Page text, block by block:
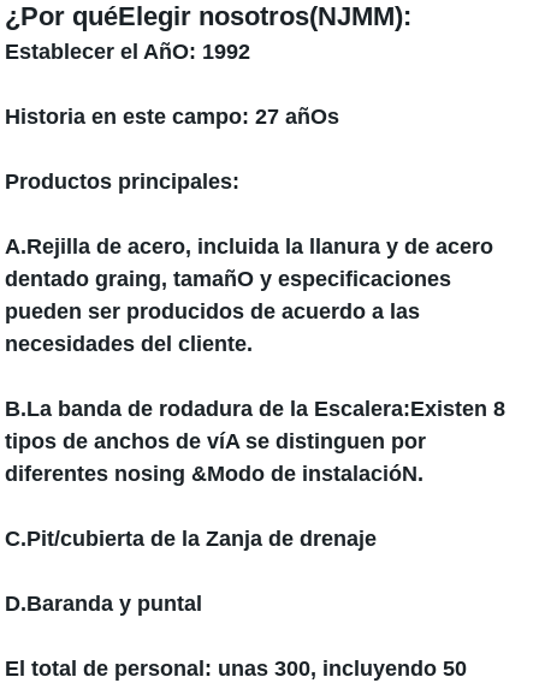
¿Por quéElegir nosotros(NJMM):
Establecer el AñO: 1992
Historia en este campo: 27 añOs
Productos principales:
A.Rejilla de acero, incluida la llanura y de acero
dentado graing, tamañO y especificaciones
pueden ser producidos de acuerdo a las
necesidades del cliente.
B.La banda de rodadura de la Escalera:Existen 8
tipos de anchos de víA se distinguen por
diferentes nosing &Modo de instalacióN.
C.Pit/cubierta de la Zanja de drenaje
D.Baranda y puntal
El total de personal: unas 300, incluyendo 50